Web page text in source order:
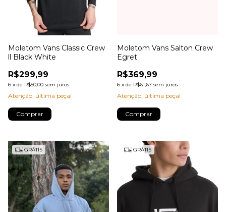
Moletom Vans Classic Crew
ll Black White
R$299,99
6 x de R$50,00 sem juros
Atenção, última peça!
Comprar
Moletom Vans Salton Crew
Egret
R$369,99
6 x de R$61,67 sem juros
Atenção, última peça!
Comprar
GRÁTIS GRÁTIS